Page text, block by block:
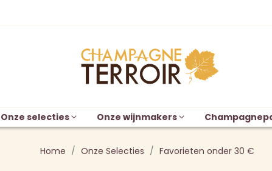
Onze selecties Onze wijnmakers
Home Onze Selecties Favorieten onder 30 €